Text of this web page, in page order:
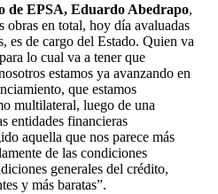
de EPSA, Eduardo Abedrapo,
obras en total, hoy día avaluadas
es de cargo del Estado. Quien va
lo cual va a tener que
estamos ya avanzando en
que estamos
multilateral, luego de una
entidades financieras
aquella que nos parece más
de las condiciones
generales del crédito,
y más baratas”.